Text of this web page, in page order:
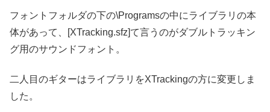
フォントフォルダの下の\Programsの中にライブラリの本
体があって、[XTracking.sfz]て言うのがダブルトラッキン
グ用のサウンドフォント。
二人目のギターはライブラリをXTrackingの方に変更しま
した。